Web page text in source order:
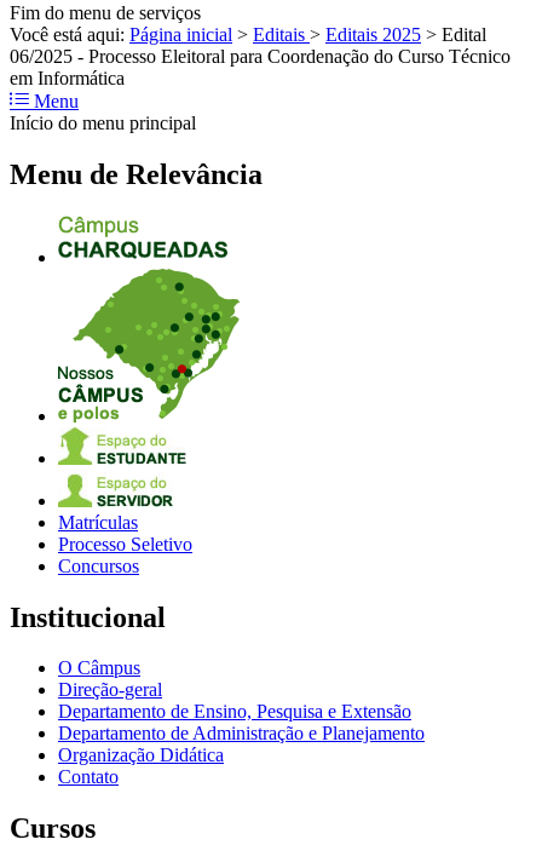
Fim do menu de serviços
Você está aqui: Página inicial > Editais > Editais 2025 > Edital
06/2025 - Processo Eleitoral para Coordenação do Curso Técnico
em Informática
Menu
Início do menu principal
Menu de Relevância
Matrículas
Processo Seletivo
Concursos
Institucional
O Câmpus
Direção-geral
Departamento de Ensino, Pesquisa e Extensão
Departamento de Administração e Planejamento
Organização Didática
Contato
Cursos